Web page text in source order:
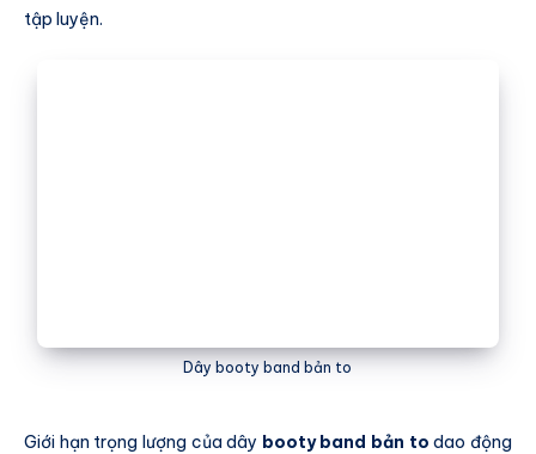
tập luyện.
Dây booty band bản to
Giới hạn trọng lượng của dây booty band bản to dao động